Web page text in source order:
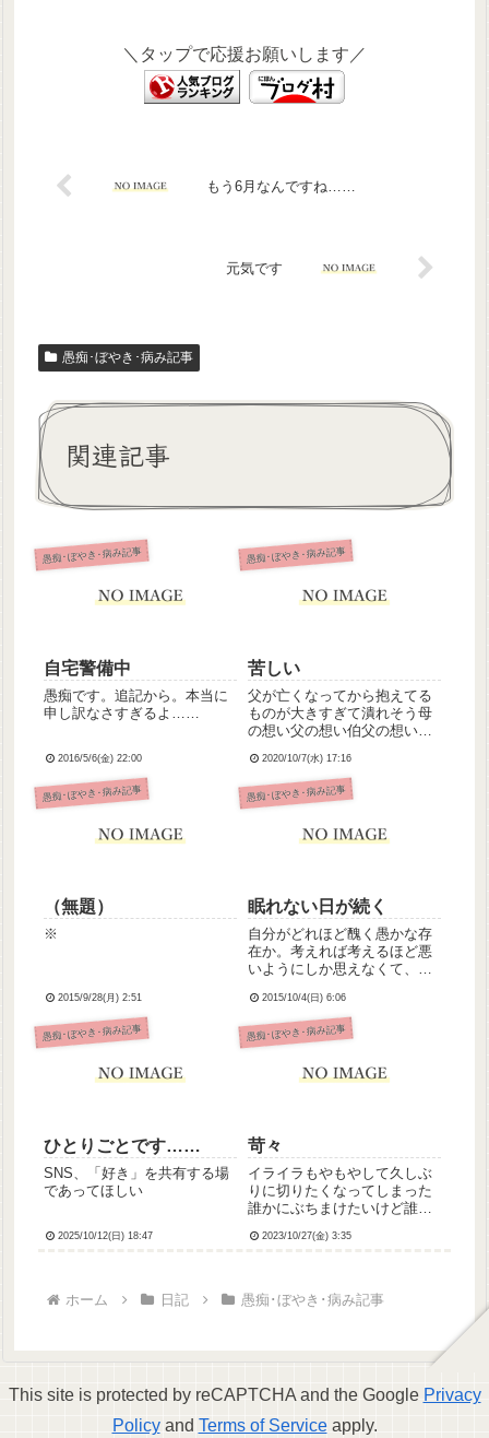
＼タップで応援お願いします／
もう6月なんですね……
元気です
愚痴･ぼやき･病み記事
関連記事
愚痴･ぼやき･病み記事
自宅警備中
愚痴です。追記から。本当に
申し訳なさすぎるよ……
2016/5/6(金) 22:00
愚痴･ぼやき･病み記事
苦しい
父が亡くなってから抱えてる
ものが大きすぎて潰れそう母
の想い父の想い伯父の想い両
に苦しい思いしなかったのか
なとか考えてもしょうがない
し頭の中ぐちゃぐちゃであま
までちゃんと生きるって決め
2020/10/7(水) 17:16
愚痴･ぼやき･病み記事
（無題）
※
2015/9/28(月) 2:51
愚痴･ぼやき･病み記事
眠れない日が続く
自分がどれほど醜く愚かな存
在か。考えれば考えるほど悪
いようにしか思えなくて、泣
も早くこの世から消え去るこ
と。死にたい。本当にただそ
れだけ。何をしていても常に
が存在し私の思考について回
2015/10/4(日) 6:06
愚痴･ぼやき･病み記事
ひとりごとです……
SNS、「好き」を共有する場
であってほしい
2025/10/12(日) 18:47
愚痴･ぼやき･病み記事
苛々
イライラもやもやして久しぶ
りに切りたくなってしまった
誰かにぶちまけたいけど誰に
い……
2023/10/27(金) 3:35
ホーム 日記 愚痴･ぼやき･病み記事
This site is protected by reCAPTCHA and the Google Privacy
Policyand Terms of Serviceapply.